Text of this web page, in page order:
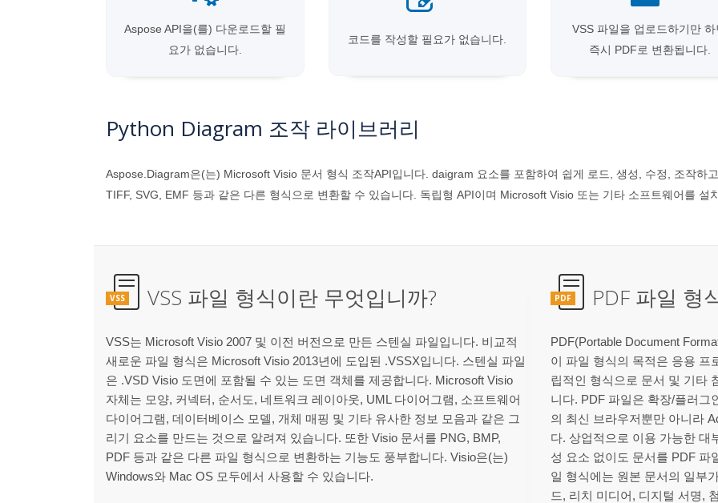
Aspose API을(를) 다운로드할 필
요가 없습니다.
코드를 작성할 필요가 없습니다.
VSS 파일을 업로드하기만 하
즉시 PDF로 변환됩니다.
Python Diagram 조작 라이브러리
Aspose.Diagram은(는) Microsoft Visio 문서 형식 조작API입니다. daigram 요소를 포함하여 쉽게 로드, 생성, 수정, 조작하
TIFF, SVG, EMF 등과 같은 다른 형식으로 변환할 수 있습니다. 독립형 API이며 Microsoft Visio 또는 기타 소프트웨어를 설
VSS VSS 파일 형식이란 무엇입니까?
VSS는 Microsoft Visio 2007 및 이전 버전으로 만든 스텐실 파일입니다. 비교적
새로운 파일 형식은 Microsoft Visio 2013년에 도입된 .VSSX입니다. 스텐실 파일
은 .VSD Visio 도면에 포함될 수 있는 도면 객체를 제공합니다. Microsoft Visio
자체는 모양, 커넥터, 순서도, 네트워크 레이아웃, UML 다이어그램, 소프트웨어
다이어그램, 데이터베이스 모델, 개체 매핑 및 기타 유사한 정보 모음과 같은 그
리기 요소를 만드는 것으로 알려져 있습니다. 또한 Visio 문서를 PNG, BMP,
PDF 등과 같은 다른 파일 형식으로 변환하는 기능도 풍부합니다. Visio은(는)
Windows와 Mac OS 모두에서 사용할 수 있습니다.
PDF PDF 파일 형
PDF(Portable Document
이 파일 형식의 목적은 응용 프
립적인 형식으로 문서 및 기타
니다. PDF 파일은 확장/플러그
의 최신 브라우저뿐만 아니라
다. 상업적으로 이용 가능한 대
성 요소 없이도 문서를 PDF 파
일 형식에는 원본 문서의 일부
드, 리치 미디어, 디지털 서명,